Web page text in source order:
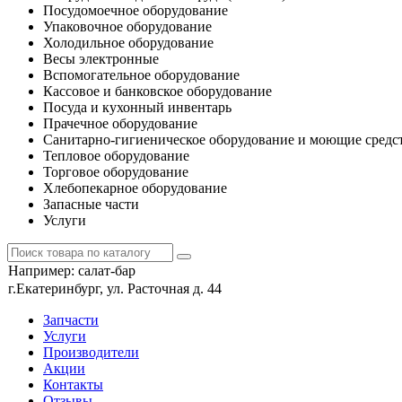
Посудомоечное оборудование
Упаковочное оборудование
Холодильное оборудование
Весы электронные
Вспомогательное оборудование
Кассовое и банковское оборудование
Посуда и кухонный инвентарь
Прачечное оборудование
Санитарно-гигиеническое оборудование и моющие
Тепловое оборудование
Торговое оборудование
Хлебопекарное оборудование
Запасные части
Услуги
Например: салат-бар
г.Екатеринбург, ул. Расточная д. 44
Запчасти
Услуги
Производители
Акции
Контакты